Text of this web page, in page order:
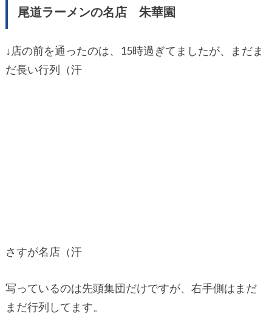
尾道ラーメンの名店 朱華園
↓店の前を通ったのは、15時過ぎてましたが、まだま
だ長い行列（汗
さすが名店（汗
写っているのは先頭集団だけですが、右手側はまだ
まだ行列してます。